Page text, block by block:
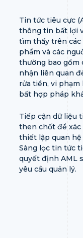
Tin tức tiêu cực
thông tin bất lợi
tìm thấy trên
phẩm và các
thường bao gồm
nhận liên quan
rửa tiền, vi
bất hợp pháp
Tiếp cận dữ liệu
then chốt để
thiết lập quan hệ
Sàng lọc tin tức
quyết định AML
yêu cầu quản lý.